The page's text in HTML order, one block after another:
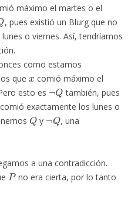
máximo el martes o el
, pues existió un Blurg que no
o viernes. Así, tendríamos
como estamos
que
x
comió máximo el
esto es
¬Q
también, pues
exactamente los lunes o
Q
y
¬Q
, una
a una contradicción.
P
no era cierta, por lo tanto